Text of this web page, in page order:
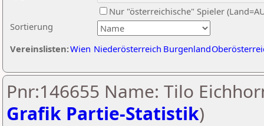
Sortierung
Nur "österreichische" Spieler
Vereinslisten:Wien Niederösterreich Burgenland
Pnr:146655 Name: Tilo
Grafik Partie-Statistik)